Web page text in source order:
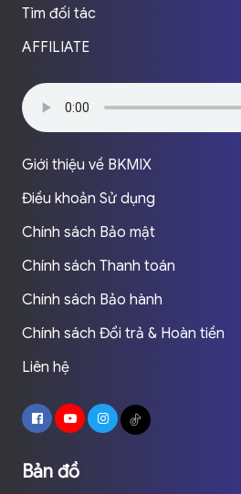
Tìm đối tác
AFFILIATE
Giới thiệu về BKMIX
Điều khoản Sử dụng
Chính sách Bảo mật
Chính sách Thanh toán
Chính sách Bảo hành
Chính sách Đổi trả & Hoàn tiền
Liên hệ
Bản đồ